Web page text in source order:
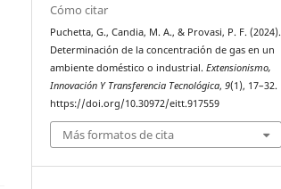
Cómo citar
Puchetta, G., Candia, M. A., & Provasi, P. F. (2024).
Determinación de la concentración de gas en un
ambiente doméstico o industrial.Extensionismo,
Innovación Y Transferencia Tecnológica, 9(1), 17–32.
https://doi.org/10.30972/eitt.917559
Más formatos de cita